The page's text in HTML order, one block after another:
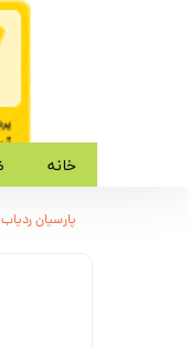
خانه
پارسیان ردیاب